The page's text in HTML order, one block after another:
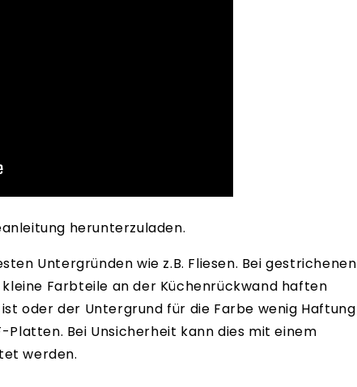
herunterzuladen.
Untergründen wie z.B. Fliesen. Bei gestrichenen
Farbteile an der Küchenrückwand haften
oder der Untergrund für die Farbe wenig Haftung
Platten. Bei Unsicherheit kann dies mit einem
werden.